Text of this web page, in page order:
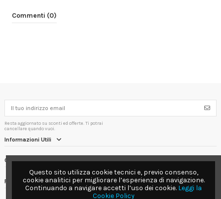
Commenti (0)
Resta aggiornato su sconti ed offerte. Ti potrai
cancellare quando vuoi.
Informazioni Utili
Contact us
Follow us
Questo sito utilizza cookie tecnici e, previo consenso,
cookie analitici per migliorare l’esperienza di navigazione.
Continuando a navigare accetti l’uso dei cookie. Leggi la
Cookie Policy